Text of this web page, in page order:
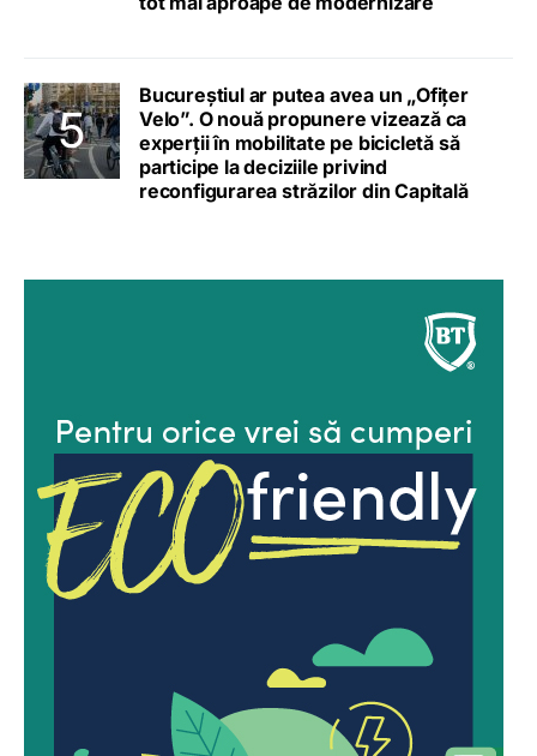
Bucureștiul ar putea avea un „Ofițer
Velo”. O nouă propunere vizează ca
experții în mobilitate pe bicicletă să
participe la deciziile privind
reconfigurarea străzilor din Capitală